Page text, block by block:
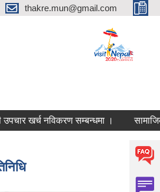
thakre.mun@gmail.com
नविकरण सम्बन्धमा । सामाजिक